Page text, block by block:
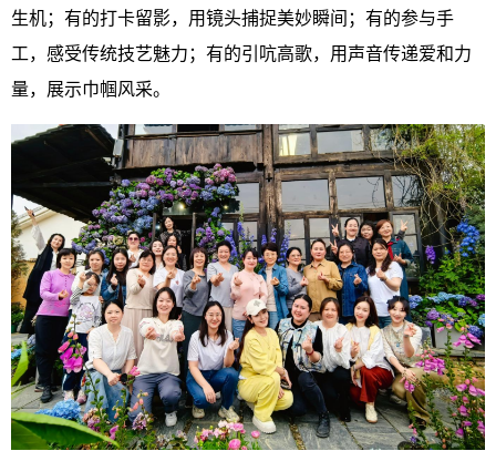
生机；有的打卡留影，用镜头捕捉美妙瞬间；有的参与手
工，感受传统技艺魅力；有的引吭高歌，用声音传递爱和力
量，展示巾帼风采。